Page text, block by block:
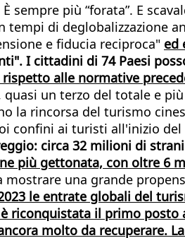
sempre più “forata”. E
tempi di deglobalizzazione
e fiducia reciproca" ed
I cittadini di 74 Paesi
alle normative
quasi un terzo del totale e
la rincorsa del turismo
confini ai turisti all'inizio
circa 32 milioni di
più gettonata, con oltre 6
una grande
le entrate globali del
riconquistata il primo
molto da recuperare.